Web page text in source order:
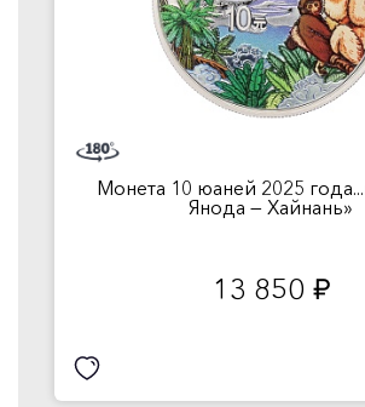
Монета 10 юаней 2025
Янода — Хайнань»
13 850 руб.